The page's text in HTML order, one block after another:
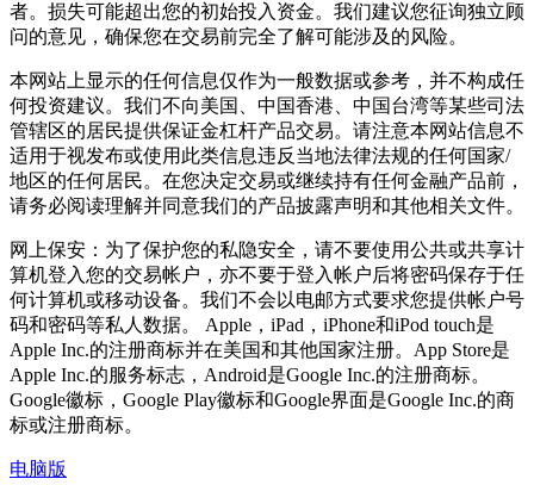
者。损失可能超出您的初始投入资金。我们建议您征询独立顾
问的意见，确保您在交易前完全了解可能涉及的风险。
本网站上显示的任何信息仅作为一般数据或参考，并不构成任
何投资建议。我们不向美国、中国香港、中国台湾等某些司法
管辖区的居民提供保证金杠杆产品交易。请注意本网站信息不
适用于视发布或使用此类信息违反当地法律法规的任何国家/
地区的任何居民。在您决定交易或继续持有任何金融产品前，
请务必阅读理解并同意我们的产品披露声明和其他相关文件。
网上保安：为了保护您的私隐安全，请不要使用公共或共享计
算机登入您的交易帐户，亦不要于登入帐户后将密码保存于任
何计算机或移动设备。我们不会以电邮方式要求您提供帐户号
码和密码等私人数据。 Apple，iPad，iPhone和iPod touch是
Apple Inc.的注册商标并在美国和其他国家注册。App Store是
Apple Inc.的服务标志，Android是Google Inc.的注册商标。
Google徽标，Google Play徽标和Google界面是Google Inc.的商
标或注册商标。
电脑版